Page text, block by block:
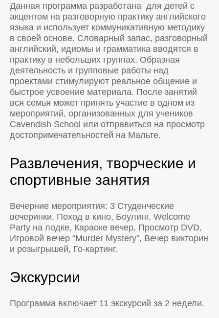
Данная программа разработана для детей с
акцентом на разговорную практику английского
языка и использует коммуникативную методику
в своей основе. Словарный запас, разговорный
английский, идиомы и грамматика вводятся в
практику в небольших группах. Образная
деятельность и групповые работы над
проектами стимулируют реальное общение и
быстрое усвоение материала. После занятий
вся семья может принять участие в одном из
мероприятий, организованных для учеников
Cavendish School или отправиться на просмотр
достопримечательностей на Мальте.
Развлечения, творческие и
спортивные занятия
Вечерние мероприятия: 3 Студенческиe
вечеринки, Поход в кино, Боулинг, Welcome
Party на лодке, Караоке вечер, Просмотр DVD,
Игровой вечер “Murder Mystery”, Вечер викторин
и розыгрышей, Го-картинг.
Экскурсии
Программа включает 11 экскурсий за 2 недели.